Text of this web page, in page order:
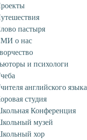
ЕГЭ:
к экзамену
пастыря
о нас
и психологи
английского языка
студия
Конференция
музей
хор